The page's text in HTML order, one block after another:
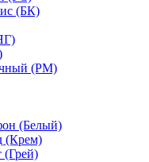
(БК)
(РМ)
(Белый)
(Крем)